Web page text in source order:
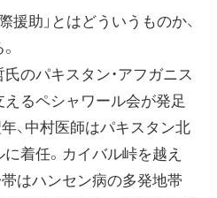
助」とはどういうものか、
のパキスタン・アフガニス
るペシャワール会が発足
、中村医師はパキスタン北
着任。カイバル峠を越え
はハンセン病の多発地帯